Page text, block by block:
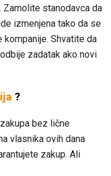
Zamolite stanodavca da
izmenjena tako da se
kompanije. Shvatite da
zadatak ako novi
?
bez lične
vlasnika ovih dana
zakup. Ali